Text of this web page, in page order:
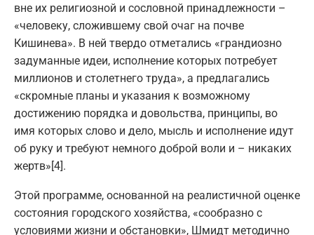
вне их религиозной и сословной принадлежности –
«человеку, сложившему свой очаг на почве
Кишинева». В ней твердо отметались «грандиозно
задуманные идеи, исполнение которых потребует
миллионов и столетнего труда», а предлагались
«скромные планы и указания к возможному
достижению порядка и довольства, принципы, во
имя которых слово и дело, мысль и исполнение идут
об руку и требуют немного доброй воли и – никаких
жертв»[4].
Этой программе, основанной на реалистичной оценке
состояния городского хозяйства, «сообразно с
условиями жизни и обстановки», Шмидт методично